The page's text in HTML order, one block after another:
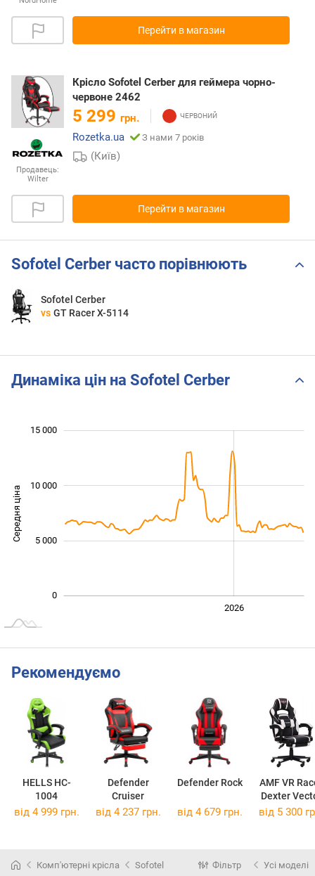
Перейти в магазин
Продавець:
Wilter
Крісло Sofotel Cerber для геймера чорно-
червоне 2462
5 299 грн.
Rozetka.ua
З нами 7 років
(Київ)
Перейти в магазин
Sofotel Cerber часто порівнюють
Sofotel Cerber
vs GT Racer X-5114
Динаміка цін на Sofotel Cerber
Середня ціна
0
15 000
10 000
5 000
2026
Рекомендуємо
HELLS HC-
1004
Defender
Cruiser
Defender Rock
AMF VR
Dexter
від 4 999 грн. від 4 237 грн. від 4 679 грн. від 5 300
Комп'ютерні крісла Sofotel Фільтр Усі моделі